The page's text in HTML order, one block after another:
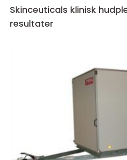
Skinceuticals klinisk hudpleie for synlige
resultater